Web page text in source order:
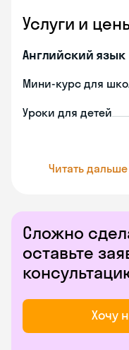
Услуги и
Английский язык
Мини-курс для
Уроки для детей
Читать дальше
Сложно
оставьте
Хочу